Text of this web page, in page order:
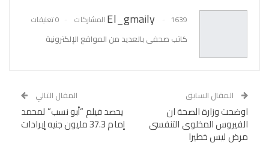
البريد الإلكتروني
El_gmaily 1639 المشاركات 0 تعليقات
كاتب صحفى بالعديد من المواقع الإلكترونية
المقال السابق
اوضحت وزارة الصحة ان
الفيروس المخلوى التنفسى
مرض ليس خطيرا
المقال التالي
يحصد فيلم “أبو نسب” لمحمد
إمام 37.3 مليون جنيه إيرادات